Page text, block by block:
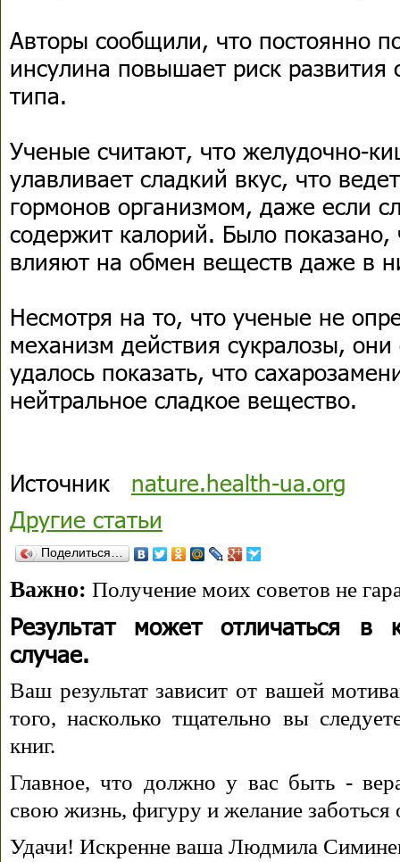
Авторы сообщили, что постоянно
инсулина повышает риск развития
типа.
Ученые считают, что желудочно-
улавливает сладкий вкус, что
гормонов организмом, даже если
содержит калорий. Было показано,
влияют на обмен веществ даже в
Несмотря на то, что ученые не
механизм действия сукралозы,
удалось показать, что
нейтральное сладкое вещество.
Источник nature.health-ua.org
Другие статьи
Поделиться…
Важно: Получение моих советов не
Результат может отличаться в
случае.
Ваш результат зависит от вашей
того, насколько тщательно вы
книг.
Главное, что должно у вас быть -
свою жизнь, фигуру и желание заботься
Удачи! Искренне ваша Людмила